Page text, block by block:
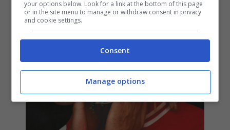
your options below. Look for a link at the bottom of this page
or in the site menu to manage or withdraw consent in privacy
and cookie settings.
Consent
Manage options